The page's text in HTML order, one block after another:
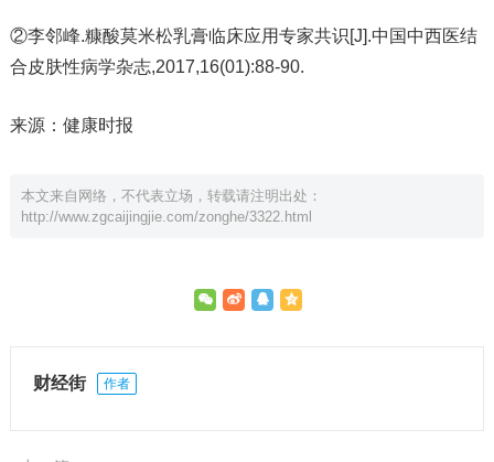
②李邻峰.糠酸莫米松乳膏临床应用专家共识[J].中国中西医结
合皮肤性病学杂志,2017,16(01):88-90.
来源：健康时报
本文来自网络，不代表立场，转载请注明出处：
http://www.zgcaijingjie.com/zonghe/3322.html
财经街 作者